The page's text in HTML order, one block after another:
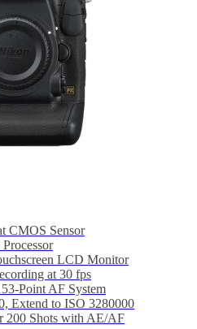
CMOS Sensor
LCD Monitor
at 30 fps
Point AF System
Extend to ISO 3280000
200 Shots with AE/AF